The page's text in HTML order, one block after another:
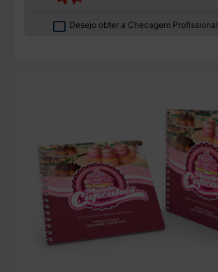
Desejo obter a Checagem Profissional